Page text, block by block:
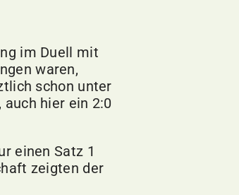
im Duell mit
waren,
schon unter
hier ein 2:0
einen Satz 1
zeigten der